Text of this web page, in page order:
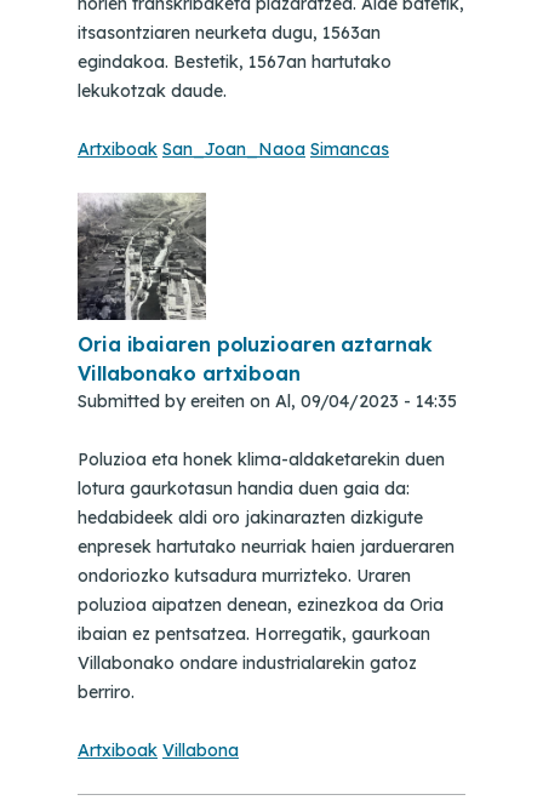
itsasontziaren neurketa dugu, 1563an
egindakoa. Bestetik, 1567an hartutako
lekukotzak daude.
Artxiboak San_Joan_Naoa Simancas
Oria ibaiaren poluzioaren aztarnak
Villabonako artxiboan
Submitted byereiten on Al, 09/04/2023 - 14:35
Poluzioa eta honek klima-aldaketarekin duen
lotura gaurkotasun handia duen gaia da:
hedabideek aldi oro jakinarazten dizkigute
enpresek hartutako neurriak haien jardueraren
ondoriozko kutsadura murrizteko. Uraren
poluzioa aipatzen denean, ezinezkoa da Oria
ibaian ez pentsatzea. Horregatik, gaurkoan
Villabonako ondare industrialarekin gatoz
berriro.
Artxiboak Villabona